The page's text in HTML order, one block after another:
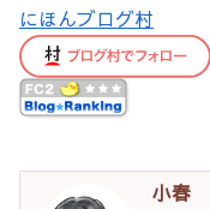
にほんブログ村
小春